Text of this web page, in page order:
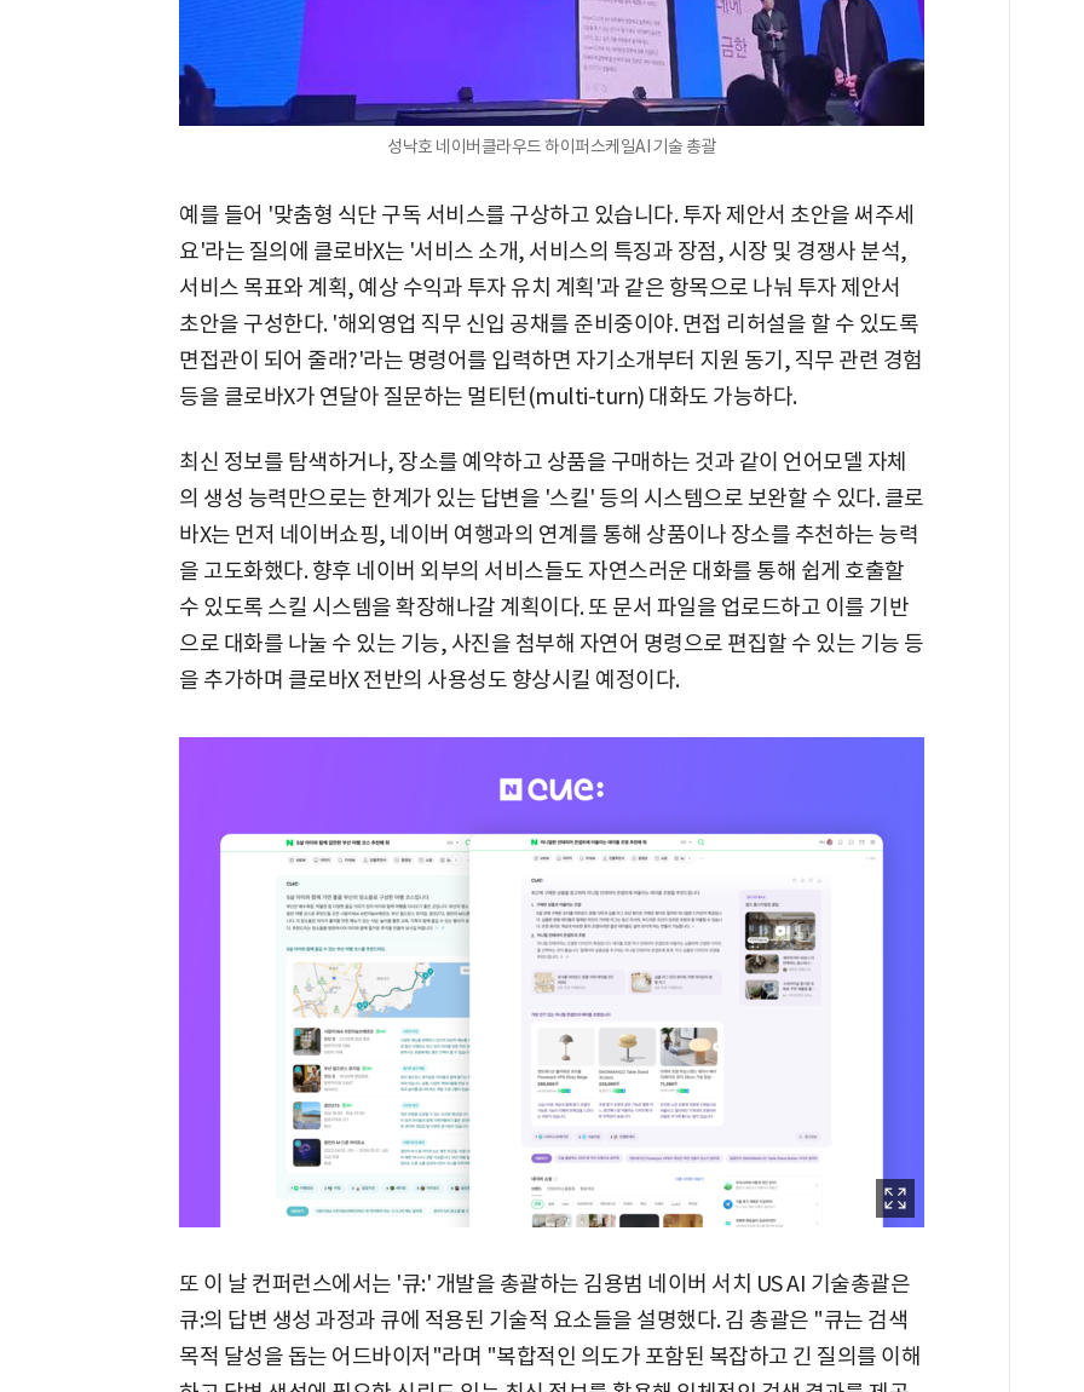
성낙호 네이버클라우드 하이퍼스케일AI 기술 총괄
예를 들어 '맞춤형 식단 구독 서비스를 구상하고 있습니다. 투자 제안서 초안을 써주세
요'라는 질의에 클로바X는 '서비스 소개, 서비스의 특징과 장점, 시장 및 경쟁사 분석,
서비스 목표와 계획, 예상 수익과 투자 유치 계획'과 같은 항목으로 나눠 투자 제안서
초안을 구성한다. '해외영업 직무 신입 공채를 준비중이야. 면접 리허설을 할 수 있도록
면접관이 되어 줄래?'라는 명령어를 입력하면 자기소개부터 지원 동기, 직무 관련 경험
등을 클로바X가 연달아 질문하는 멀티턴(multi-turn) 대화도 가능하다.
최신 정보를 탐색하거나, 장소를 예약하고 상품을 구매하는 것과 같이 언어모델 자체
의 생성 능력만으로는 한계가 있는 답변을 '스킬' 등의 시스템으로 보완할 수 있다. 클로
바X는 먼저 네이버쇼핑, 네이버 여행과의 연계를 통해 상품이나 장소를 추천하는 능력
을 고도화했다. 향후 네이버 외부의 서비스들도 자연스러운 대화를 통해 쉽게 호출할
수 있도록 스킬 시스템을 확장해나갈 계획이다. 또 문서 파일을 업로드하고 이를 기반
으로 대화를 나눌 수 있는 기능, 사진을 첨부해 자연어 명령으로 편집할 수 있는 기능 등
을 추가하며 클로바X 전반의 사용성도 향상시킬 예정이다.
또 이 날 컨퍼런스에서는 '큐:' 개발을 총괄하는 김용범 네이버 서치 US AI 기술총괄은
큐:의 답변 생성 과정과 큐에 적용된 기술적 요소들을 설명했다. 김 총괄은 "큐는 검색
목적 달성을 돕는 어드바이저"라며 "복합적인 의도가 포함된 복잡하고 긴 질의를 이해